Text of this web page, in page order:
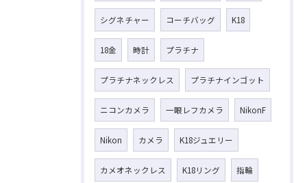
シグネチャー コーチバッグ K18
18金 時計 プラチナ
プラチナネックレス プラチナインゴット
ニコンカメラ 一眼レフカメラ NikonF
Nikon カメラ K18ジュエリー
カメオネックレス K18リング 指輪